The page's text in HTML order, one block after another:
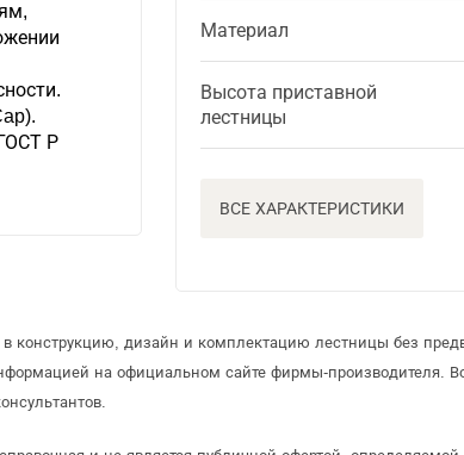
Материал
Высота приставной
лестницы
ВСЕ ХАРАКТЕРИСТИКИ
Р
конструкцию, дизайн и комплектацию лестницы без
на официальном сайте фирмы-производителя.